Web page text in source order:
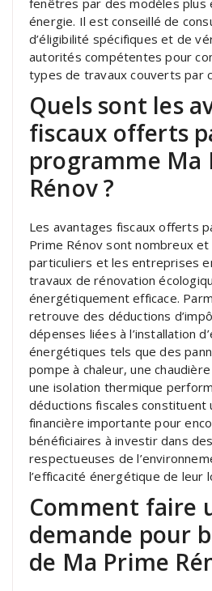
énergie. Il est conseillé de
d’éligibilité spécifiques et de
autorités compétentes pour
types de travaux couverts par
Quels sont les
fiscaux offerts
programme Ma
Rénov ?
Les avantages fiscaux offerts
Prime Rénov sont nombreux
particuliers et les entreprises
travaux de rénovation
énergétiquement efficace.
retrouve des déductions
dépenses liées à l’installation
énergétiques tels que des
pompe à chaleur, une
une isolation thermique
déductions fiscales constituent
financière importante pour
bénéficiaires à investir dans
respectueuses de
l’efficacité énergétique de leur
Comment faire
demande pour
de Ma Prime